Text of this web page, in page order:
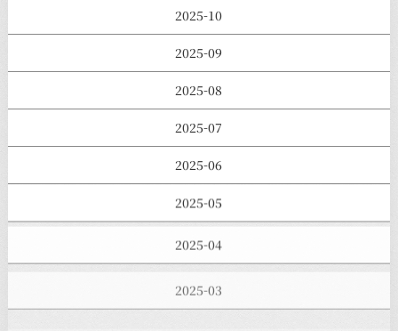
2025-10
2025-09
2025-08
2025-07
2025-06
2025-05
2025-04
2025-02